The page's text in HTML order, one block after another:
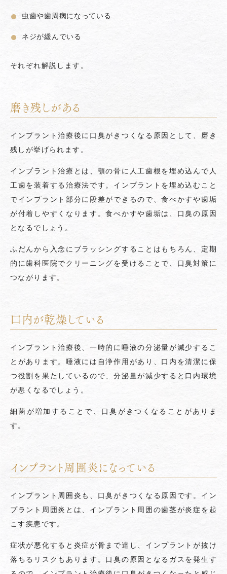
虫歯や歯周病になっている
ネジが緩んでいる
それぞれ解説します。
磨き残しがある
インプラント治療後に口臭がきつくなる原因として、磨き
残しが挙げられます。
インプラント治療とは、顎の骨に人工歯根を埋め込んで人
工歯を装着する治療法です。インプラントを埋め込むこと
でインプラント部分に段差ができるので、食べかすや歯垢
が付着しやすくなります。食べかすや歯垢は、口臭の原因
となるでしょう。
ふだんから入念にブラッシングすることはもちろん、定期
的に歯科医院でクリーニングを受けることで、口臭対策に
つながります。
口内が乾燥している
インプラント治療後、一時的に唾液の分泌量が減少するこ
とがあります。唾液には自浄作用があり、口内を清潔に保
つ役割を果たしているので、分泌量が減少すると口内環境
が悪くなるでしょう。
細菌が増加することで、口臭がきつくなることがありま
す。
インプラント周囲炎になっている
インプラント周囲炎も、口臭がきつくなる原因です。イン
プラント周囲炎とは、インプラント周囲の歯茎が炎症を起
こす疾患です。
症状が悪化すると炎症が骨まで達し、インプラントが抜け
落ちるリスクもあります。口臭の原因となるガスを発生す